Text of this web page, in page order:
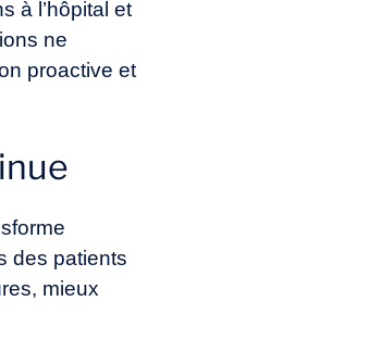
à l’hôpital et
ne
proactive et
des patients
mieux